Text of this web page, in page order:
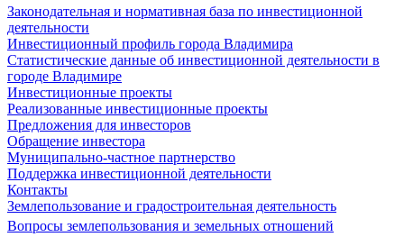
Законодательная и нормативная база по инвестиционной
деятельности
Инвестиционный профиль города Владимира
Статистические данные об инвестиционной деятельности в
городе Владимире
Инвестиционные проекты
Реализованные инвестиционные проекты
Предложения для инвесторов
Обращение инвестора
Муниципально-частное партнерство
Поддержка инвестиционной деятельности
Контакты
Землепользование и градостроительная деятельность
Вопросы землепользования и земельных отношений